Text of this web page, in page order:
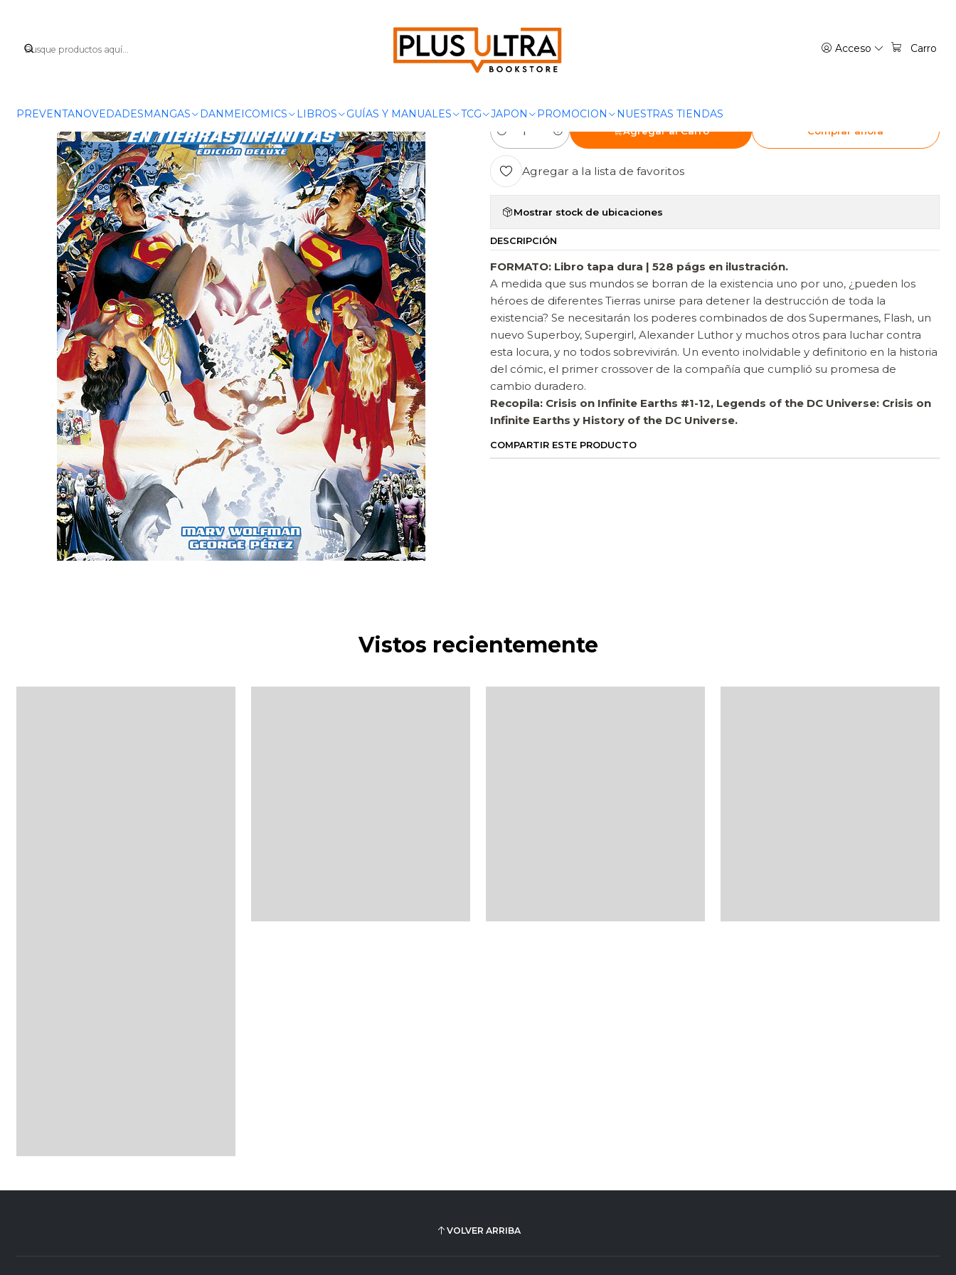
Acceso Carro
PREVENTANOVEDADESMANGAS DANMEICOMICS LIBROS GUÍAS Y MANUALES TCG JAPON PROMOCION NUESTRAS TIENDAS
|
CRISIS EN TIERRAS INFINITAS (2DA
Cantidad
Agregar al Carro Comprar ahora
Agregar a la lista de favoritos
Mostrar stock de ubicaciones
DESCRIPCIÓN
FORMATO: Libro tapa dura | 528 págs en ilustración.
A medida que sus mundos se borran de la existencia uno por uno, ¿pueden los
héroes de diferentes Tierras unirse para detener la destrucción de toda la
existencia? Se necesitarán los poderes combinados de dos Supermanes, Flash, un
nuevo Superboy, Supergirl, Alexander Luthor y muchos otros para luchar contra
esta locura, y no todos sobrevivirán. Un evento inolvidable y definitorio en la historia
del cómic, el primer crossover de la compañía que cumplió su promesa de
cambio duradero.
Recopila: Crisis on Infinite Earths #1-12, Legends of the DC Universe: Crisis on
Infinite Earths y History of the DC Universe.
COMPARTIR ESTE PRODUCTO
Vistos recientemente
VOLVER ARRIBA